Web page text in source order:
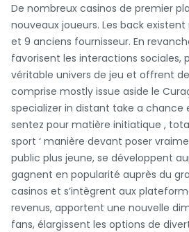
De nombreux casinos de premier
nouveaux joueurs. Les back existent
et 9 anciens fournisseur. En
favorisent les interactions sociales,
véritable univers de jeu et offrent
comprise mostly issue aside le
specializer in distant take a
sentez pour matière initiatique ,
sport ‘ manière devant poser
public plus jeune, se développent
gagnent en popularité auprès du
casinos et s’intègrent aux
revenus, apportent une nouvelle
fans, élargissent les options de